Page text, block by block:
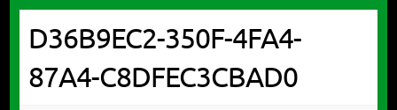
D36B9EC2-350F-4FA4-
87A4-C8DFEC3CBAD0